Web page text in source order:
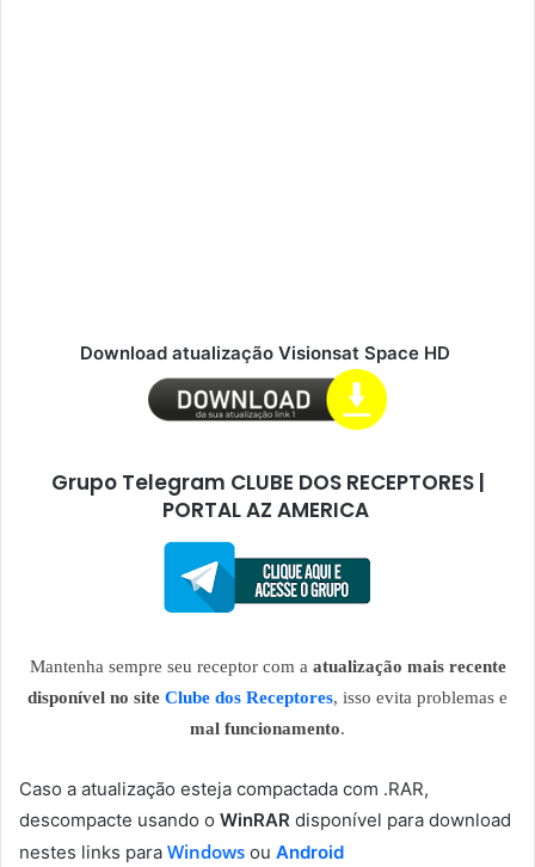
Download atualização Visionsat Space HD
Grupo Telegram CLUBE DOS RECEPTORES |
PORTAL AZ AMERICA
Mantenha sempre seu receptor com a atualização mais recente
disponível no site Clube dos Receptores, isso evita problemas e
mal funcionamento.
Caso a atualização esteja compactada com .RAR,
descompacte usando o WinRAR disponível para download
nestes links para Windows ou Android